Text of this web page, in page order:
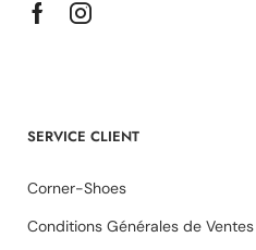
SERVICE CLIENT
Corner-Shoes
Conditions Générales de Ventes